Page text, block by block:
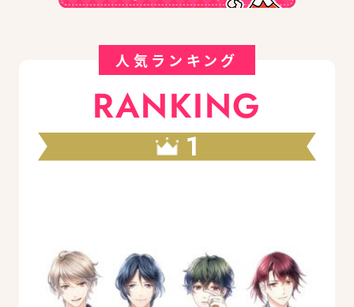
人気ランキング
RANKING
1